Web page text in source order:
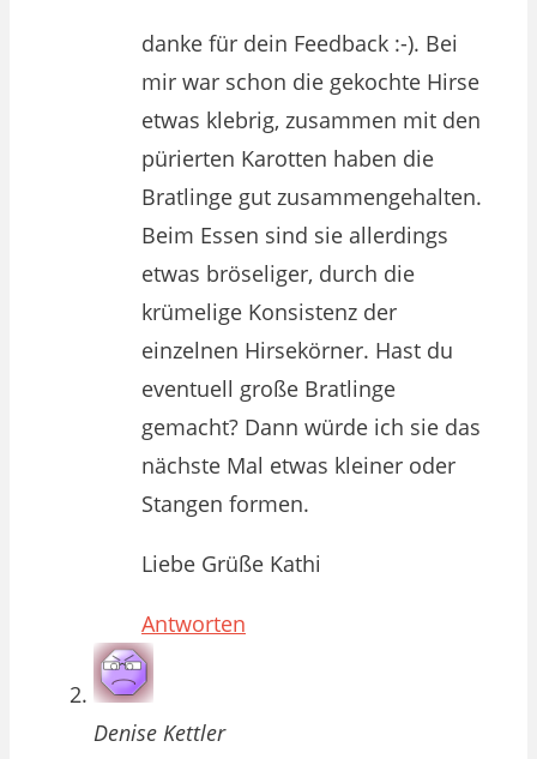
danke für dein Feedback :-). Bei
mir war schon die gekochte Hirse
etwas klebrig, zusammen mit den
pürierten Karotten haben die
Bratlinge gut zusammengehalten.
Beim Essen sind sie allerdings
etwas bröseliger, durch die
krümelige Konsistenz der
einzelnen Hirsekörner. Hast du
eventuell große Bratlinge
gemacht? Dann würde ich sie das
nächste Mal etwas kleiner oder
Stangen formen.
Liebe Grüße Kathi
Antworten
Denise Kettler